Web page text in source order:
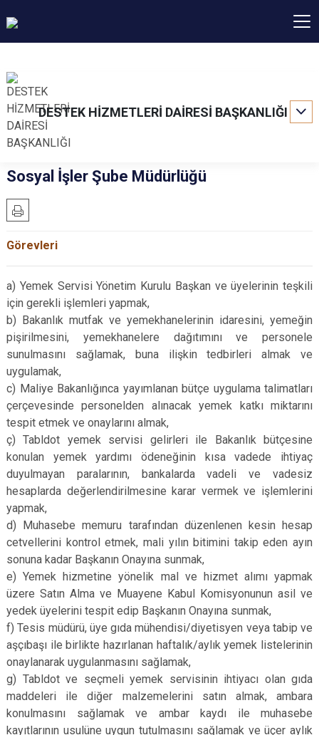
DESTEK HİZMETLERİ DAİRESİ BAŞKANLIĞI
Sosyal İşler Şube Müdürlüğü
Görevleri
a) Yemek Servisi Yönetim Kurulu Başkan ve üyelerinin teşkili
için gerekli işlemleri yapmak,
b) Bakanlık mutfak ve yemekhanelerinin idaresini, yemeğin
pişirilmesini, yemekhanelere dağıtımını ve personele
sunulmasını sağlamak, buna ilişkin tedbirleri almak ve
uygulamak,
c) Maliye Bakanlığınca yayımlanan bütçe uygulama talimatları
çerçevesinde personelden alınacak yemek katkı miktarını
tespit etmek ve onaylarını almak,
ç) Tabldot yemek servisi gelirleri ile Bakanlık bütçesine
konulan yemek yardımı ödeneğinin kısa vadede ihtiyaç
duyulmayan paralarının, bankalarda vadeli ve vadesiz
hesaplarda değerlendirilmesine karar vermek ve işlemlerini
yapmak,
d) Muhasebe memuru tarafından düzenlenen kesin hesap
cetvellerini kontrol etmek, mali yılın bitimini takip eden ayın
sonuna kadar Başkanın Onayına sunmak,
e) Yemek hizmetine yönelik mal ve hizmet alımı yapmak
üzere Satın Alma ve Muayene Kabul Komisyonunun asil ve
yedek üyelerini tespit edip Başkanın Onayına sunmak,
f) Tesis müdürü, üye gıda mühendisi/diyetisyen veya tabip ve
aşçıbaşı ile birlikte hazırlanan haftalık/aylık yemek listelerinin
onaylanarak uygulanmasını sağlamak,
g) Tabldot ve seçmeli yemek servisinin ihtiyacı olan gıda
maddeleri ile diğer malzemelerini satın almak, ambara
konulmasını sağlamak ve ambar kaydı ile muhasebe
kayıtlarının usulüne uygun tutulmasını sağlamak ve üçer aylık